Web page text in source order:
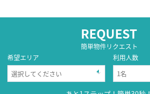
REQUEST
簡単物件リクエスト
希望エリア
利用人数